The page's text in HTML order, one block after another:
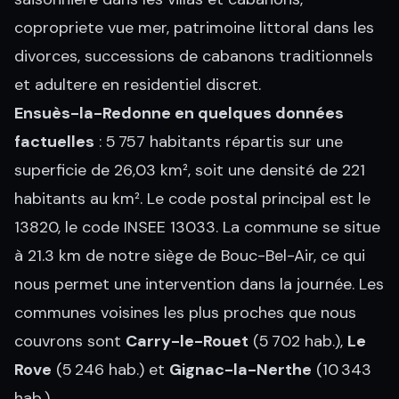
copropriete vue mer, patrimoine littoral dans les
divorces, successions de cabanons traditionnels
et adultere en residentiel discret.
Ensuès-la-Redonne en quelques données
factuelles : 5 757 habitants répartis sur une
superficie de 26,03 km², soit une densité de 221
habitants au km². Le code postal principal est le
13820, le code INSEE 13033. La commune se situe
à 21.3 km de notre siège de Bouc-Bel-Air, ce qui
nous permet une intervention dans la journée. Les
communes voisines les plus proches que nous
couvrons sont Carry-le-Rouet (5 702 hab.), Le
Rove (5 246 hab.) et Gignac-la-Nerthe (10 343